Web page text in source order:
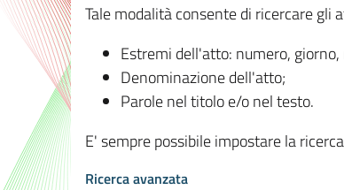
Tale modalità consente di ricercare
Estremi dell'atto: numero, giorno,
Denominazione dell'atto;
Parole nel titolo e/o nel testo.
E' sempre possibile impostare la
Ricerca avanzata